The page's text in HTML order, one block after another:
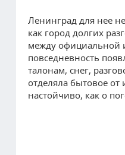
Ленинград для нее
как город долгих
между официальной
повседневность
талонам, снег,
отделяла бытовое от
настойчиво, как о